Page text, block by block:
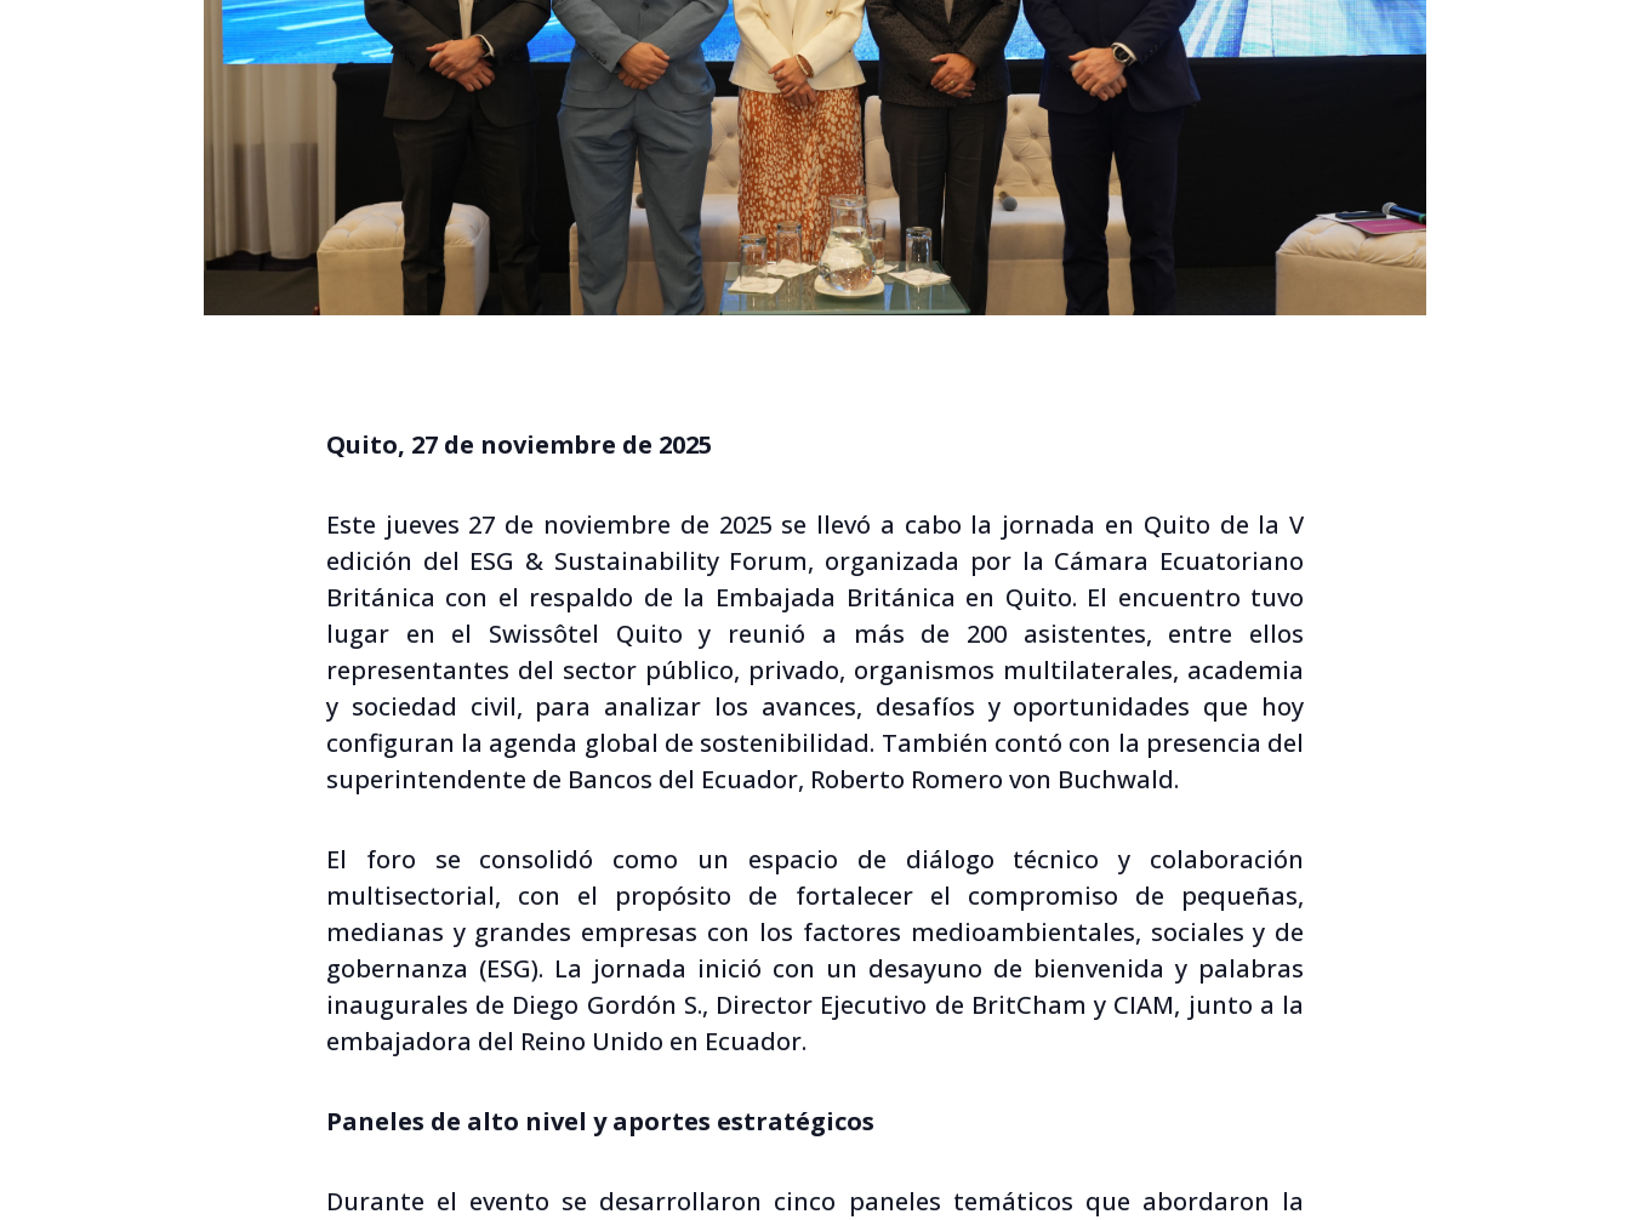
Quito, 27 de noviembre de 2025
Este jueves 27 de noviembre de 2025 se llevó a cabo la jornada en Quito de la V
edición del ESG & Sustainability Forum, organizada por la Cámara Ecuatoriano
Británica con el respaldo de la Embajada Británica en Quito. El encuentro tuvo
lugar en el Swissôtel Quito y reunió a más de 200 asistentes, entre ellos
representantes del sector público, privado, organismos multilaterales, academia
y sociedad civil, para analizar los avances, desafíos y oportunidades que hoy
configuran la agenda global de sostenibilidad. También contó con la presencia del
superintendente de Bancos del Ecuador, Roberto Romero von Buchwald.
El foro se consolidó como un espacio de diálogo técnico y colaboración
multisectorial, con el propósito de fortalecer el compromiso de pequeñas,
medianas y grandes empresas con los factores medioambientales, sociales y de
gobernanza (ESG). La jornada inició con un desayuno de bienvenida y palabras
inaugurales de Diego Gordón S., Director Ejecutivo de BritCham y CIAM, junto a la
embajadora del Reino Unido en Ecuador.
Paneles de alto nivel y aportes estratégicos
Durante el evento se desarrollaron cinco paneles temáticos que abordaron la